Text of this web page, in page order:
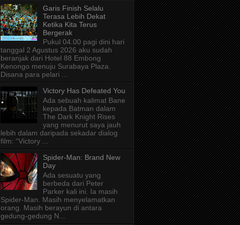
Garis Finish Selalu
Terasa Lebih Dekat
Ketika Kita Terus
Bergerak
Pukul 04.00 pagi dini hari
tanggal 2 Agustus 2026 aku sudah
beranjak dari Hotel 88 Embong
Kenongo menuju Surabaya Plaza.
Disana para pelari ...
Victory Has Defeated You
Ada sebuah kalimat Bane
kepada Batman dalam
The Dark Knight Rises
yang menurut saya jauh
lebih dalam daripada sekadar dialog
film: “Victory ...
Spider-Man: Brand New
Day
Ada sesuatu yang
berbeda dari Peter
Parker kali ini. Ia masih
Spider-Man. Masih menyelamatkan
orang. Masih berayun di antara
gedung-gedung N...